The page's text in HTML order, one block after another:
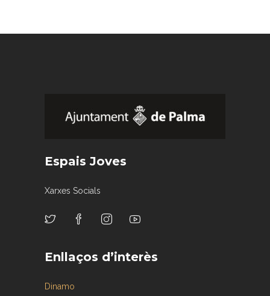
Espais Joves
Xarxes Socials
Enllaços d’interès
Dinamo